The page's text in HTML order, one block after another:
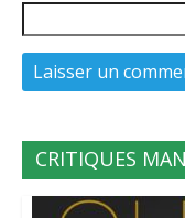
CRITIQUES